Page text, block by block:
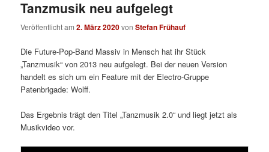
Tanzmusik neu aufgelegt
Veröffentlicht am2. März 2020vonStefan Frühauf
Die Future-Pop-Band Massiv in Mensch hat ihr Stück
„Tanzmusik“ von 2013 neu aufgelegt. Bei der neuen Version
handelt es sich um ein Feature mit der Electro-Gruppe
Patenbrigade: Wolff.
Das Ergebnis trägt den Titel „Tanzmusik 2.0“ und liegt jetzt als
Musikvideo vor.